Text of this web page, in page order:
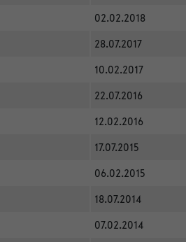
02.02.2018
28.07.2017
10.02.2017
22.07.2016
12.02.2016
17.07.2015
06.02.2015
18.07.2014
07.02.2014